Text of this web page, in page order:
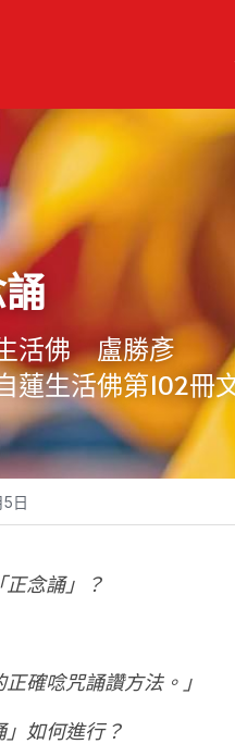
活佛　盧勝彥
蓮生活佛第102冊
日
正念誦」？
正確唸咒誦讚方法。」
」如何進行？